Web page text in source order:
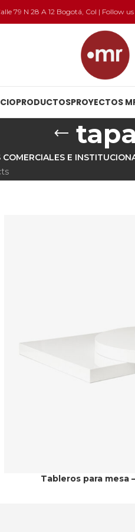
79 N 28 A 12 Bogotá, Col | Follow
PRODUCTOSPROYECTOS
COMERCIALES E
Tableros para mesa